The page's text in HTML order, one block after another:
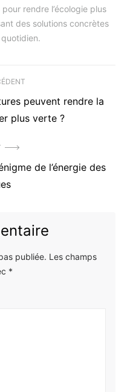
rendre l’écologie plus
des solutions concrètes
peuvent rendre la
plus verte ?
de l’énergie des
publiée. Les champs
*